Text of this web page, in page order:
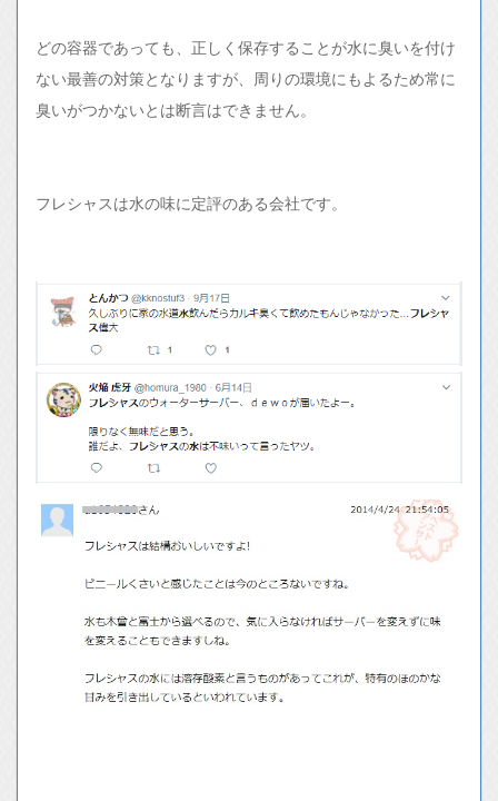
どの容器であっても、正しく保存することが水に臭いを付け
ない最善の対策となりますが、周りの環境にもよるため常に
臭いがつかないとは断言はできません。
フレシャスは水の味に定評のある会社です。